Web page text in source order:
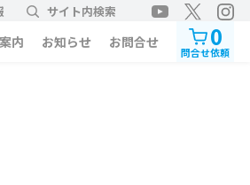
サイト内検索
内 お知らせ お問合せ 0
問合せ依頼